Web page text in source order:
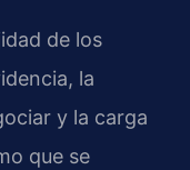
de los
la
y la carga
que se